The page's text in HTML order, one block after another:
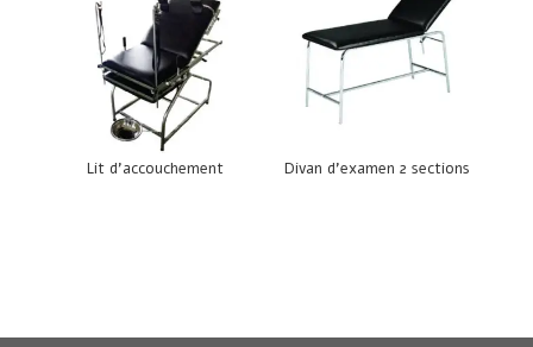
Lit d’accouchement Divan d’examen 2 sections